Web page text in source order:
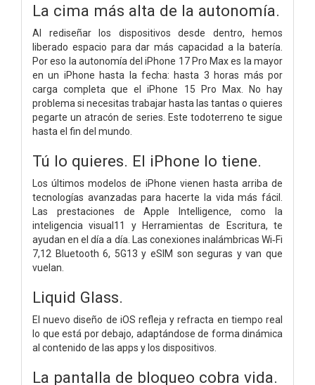
La cima más alta de la autonomía.
Al rediseñar los dispositivos desde dentro, hemos
liberado espacio para dar más capacidad a la batería.
Por eso la autonomía del iPhone 17 Pro Max es la mayor
en un iPhone hasta la fecha: hasta 3 horas más por
carga completa que el iPhone 15 Pro Max. No hay
problema si necesitas trabajar hasta las tantas o quieres
pegarte un atracón de series. Este todoterreno te sigue
hasta el fin del mundo.
Tú lo quieres. El iPhone lo tiene.
Los últimos modelos de iPhone vienen hasta arriba de
tecnologías avanzadas para hacerte la vida más fácil.
Las prestaciones de Apple Intelligence, como la
inteligencia visual11 y Herramientas de Escritura, te
ayudan en el día a día. Las conexiones inalámbricas Wi‑Fi
7,12 Bluetooth 6, 5G13 y eSIM son seguras y van que
vuelan.
Liquid Glass.
El nuevo diseño de iOS refleja y refracta en tiempo real
lo que está por debajo, adaptándose de forma dinámica
al contenido de las apps y los dispositivos.
La pantalla de bloqueo cobra vida.